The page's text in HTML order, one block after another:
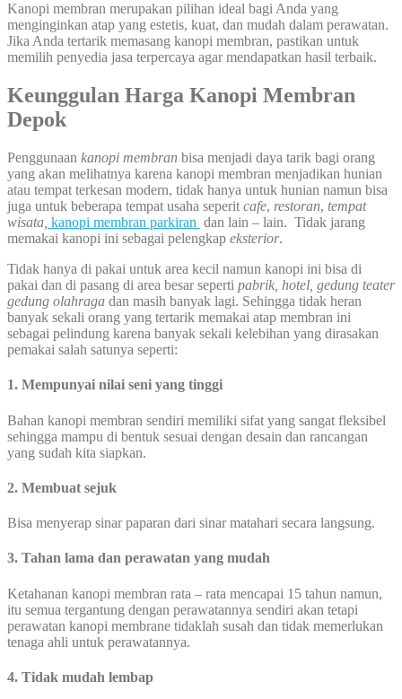
Kanopi membran merupakan pilihan ideal bagi Anda yang
menginginkan atap yang estetis, kuat, dan mudah dalam perawatan.
Jika Anda tertarik memasang kanopi membran, pastikan untuk
memilih penyedia jasa terpercaya agar mendapatkan hasil terbaik.
Keunggulan Harga Kanopi Membran
Depok
Penggunaan kanopi membran bisa menjadi daya tarik bagi orang
yang akan melihatnya karena kanopi membran menjadikan hunian
atau tempat terkesan modern, tidak hanya untuk hunian namun bisa
juga untuk beberapa tempat usaha seperit cafe, restoran, tempat
wisata, kanopi membran parkiran dan lain – lain. Tidak jarang
memakai kanopi ini sebagai pelengkap eksterior.
Tidak hanya di pakai untuk area kecil namun kanopi ini bisa di
pakai dan di pasang di area besar seperti pabrik, hotel, gedung teater
gedung olahraga dan masih banyak lagi. Sehingga tidak heran
banyak sekali orang yang tertarik memakai atap membran ini
sebagai pelindung karena banyak sekali kelebihan yang dirasakan
pemakai salah satunya seperti:
1. Mempunyai nilai seni yang tinggi
Bahan kanopi membran sendiri memiliki sifat yang sangat fleksibel
sehingga mampu di bentuk sesuai dengan desain dan rancangan
yang sudah kita siapkan.
2. Membuat sejuk
Bisa menyerap sinar paparan dari sinar matahari secara langsung.
3. Tahan lama dan perawatan yang mudah
Ketahanan kanopi membran rata – rata mencapai 15 tahun namun,
itu semua tergantung dengan perawatannya sendiri akan tetapi
perawatan kanopi membrane tidaklah susah dan tidak memerlukan
tenaga ahli untuk perawatannya.
4. Tidak mudah lembap